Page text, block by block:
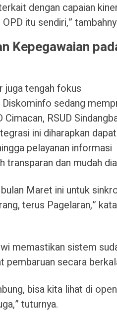
dengan capaian
itu sendiri,”
Kepegawaian
juga tengah fokus
sedang
RSUD
ini diharapkan dapat
pelayanan informasi
transparan dan mudah
Maret ini untuk
terus Pagelaran,”
memastikan sistem
pembaruan secara
bisa kita lihat di
tuturnya.